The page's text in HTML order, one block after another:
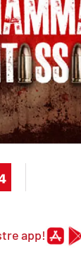
app!